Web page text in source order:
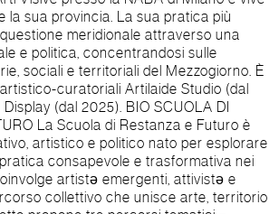
la sua provincia. La sua pratica più
meridionale attraverso una
e politica, concentrandosi sulle
sociali e territoriali del Mezzogiorno. È
curatoriali Artilaide Studio (dal
2025). BIO SCUOLA DI
La Scuola di Restanza e Futuro è
artistico e politico nato per esplorare
consapevole e trasformativa nei
artistə emergenti, attivistə e
collettivo che unisce arte, territorio